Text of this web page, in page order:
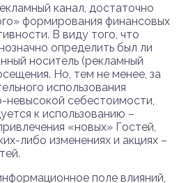
канал, достаточно
формирования финансовых
В виду того, что
определить был ли
носитель (рекламный
Но, тем не менее, за
использования
невысокой себестоимости,
к использованию –
«новых» Гостей,
либо изменениях и акциях –
поле влияний,